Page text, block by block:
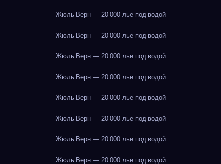
Жюль Верн — 20 000 лье под водой
Жюль Верн — 20 000 лье под водой
Жюль Верн — 20 000 лье под водой
Жюль Верн — 20 000 лье под водой
Жюль Верн — 20 000 лье под водой
Жюль Верн — 20 000 лье под водой
Жюль Верн — 20 000 лье под водой
Жюль Верн — 20 000 лье под водой